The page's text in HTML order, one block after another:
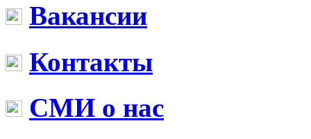
Вакансии
Контакты
СМИ о нас